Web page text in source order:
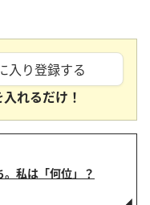
入り登録する
入れるだけ！
私は「何位」？